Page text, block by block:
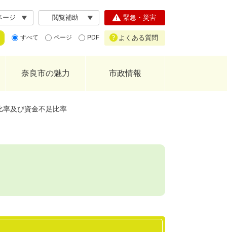
ージ 閲覧補助
すべて ページ PDF
緊急・災害
よくある質問
奈良市の魅力 市政情報
率及び資金不足比率